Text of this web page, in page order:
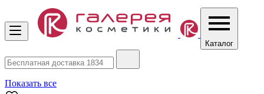
Каталог
Показать все